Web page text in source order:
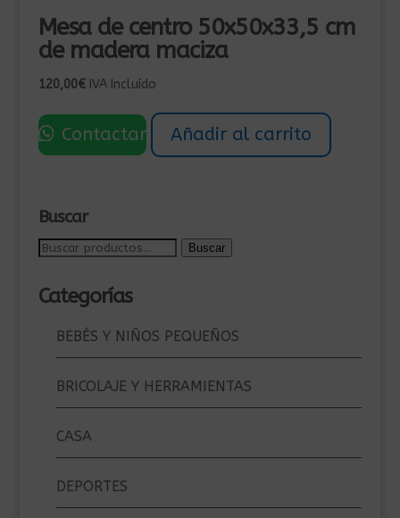
Mesa de centro 50x50x33,5 cm
de madera maciza
120,00€ IVA Incluído
Contactar Añadir al carrito
Buscar
Buscar
Buscar
Categorías
BEBÉS Y NIÑOS PEQUEÑOS
BRICOLAJE Y HERRAMIENTAS
CASA
DEPORTES